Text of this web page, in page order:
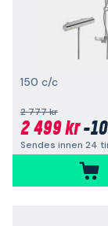
150 c/c
2 777 kr
2 499 kr-
Sendes innen 24